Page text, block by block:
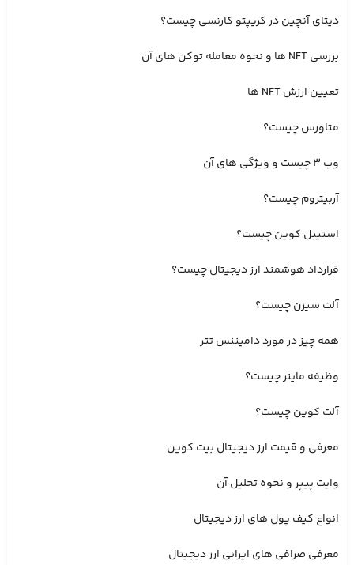
دیتای آنچین در کریپتو کارنسی چیست؟
بررسی NFT ها و نحوه معامله توکن های آن
تعیین ارزش NFT ها
متاورس چیست؟
وب ۳ چیست و ویژگی های آن
آربیتروم چیست؟
استیبل کوین چیست؟
قرارداد هوشمند ارز دیجیتال چیست؟
آلت سیزن چیست؟
همه چیز در مورد دامیننس تتر
وظیفه ماینر چیست؟
آلت کوین چیست؟
معرفی و قیمت ارز دیجیتال بیت کوین
وایت پیپر و نحوه تحلیل آن
انواع کیف پول های ارز دیجیتال
معرفی صرافی های ایرانی ارز دیجیتال